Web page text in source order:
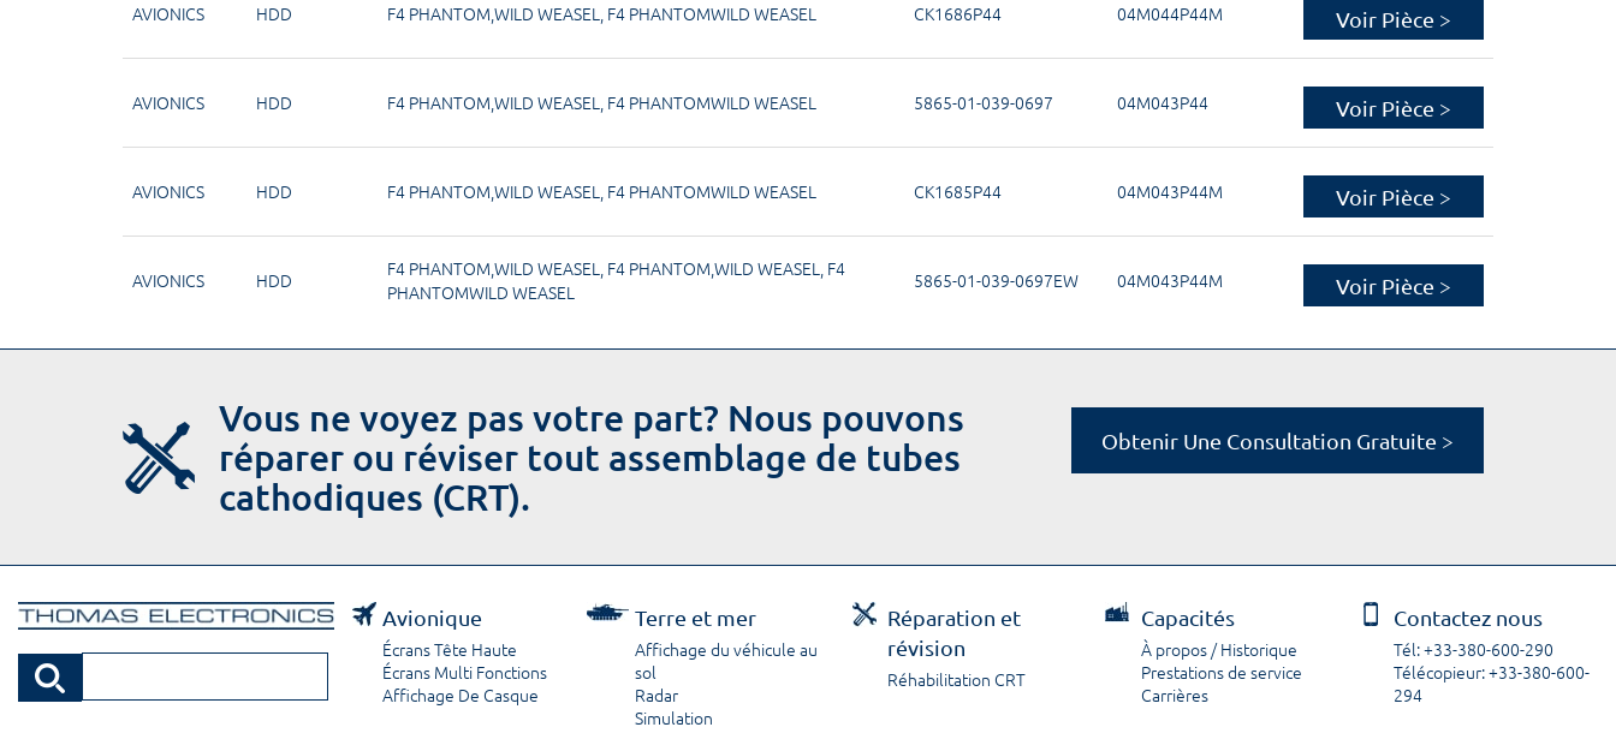
AVIONICS HDD F4 PHANTOM,WILD WEASEL, F4 PHANTOMWILD WEASEL CK1686P44 04M044P44M Voir Pièce >
AVIONICS HDD F4 PHANTOM,WILD WEASEL, F4 PHANTOMWILD WEASEL 5865-01-039-0697 04M043P44 Voir Pièce >
AVIONICS HDD F4 PHANTOM,WILD WEASEL, F4 PHANTOMWILD WEASEL CK1685P44 04M043P44M Voir Pièce >
AVIONICS HDD F4 PHANTOM,WILD WEASEL, F4 PHANTOM,WILD WEASEL, F4
PHANTOMWILD WEASEL
5865-01-039-0697EW 04M043P44M Voir Pièce >
Vous ne voyez pas votre part? Nous pouvons
réparer ou réviser tout assemblage de tubes
cathodiques (CRT).
Obtenir Une Consultation Gratuite >
Avionique
Écrans Tête Haute
Écrans Multi Fonctions
Affichage De Casque
Terre et mer
Affichage du véhicule au
sol
Radar
Simulation
Réparation et
révision
Réhabilitation CRT
Capacités
À propos / Historique
Prestations de service
Carrières
Contactez nous
Tél: +33-380-600-290
Télécopieur: +33-380-600-
294